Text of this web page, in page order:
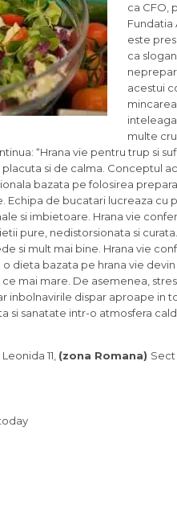
ca CFO,
Fundatia
este
ca
acestui
multe
“Hrana vie pentru trup si
si de calma. Conceptul
bazata pe folosirea
Echipa de bucatari lucreaza
si imbietoare. Hrana vie
pure, nedistorsionata si
si mult mai bine. Hrana vie
dieta bazata pe hrana vie
ce mai mare. De asemenea,
inbolnavirile dispar aproape in
si sanatate intr-o atmosfera
11, (zona Romana) Sect
today